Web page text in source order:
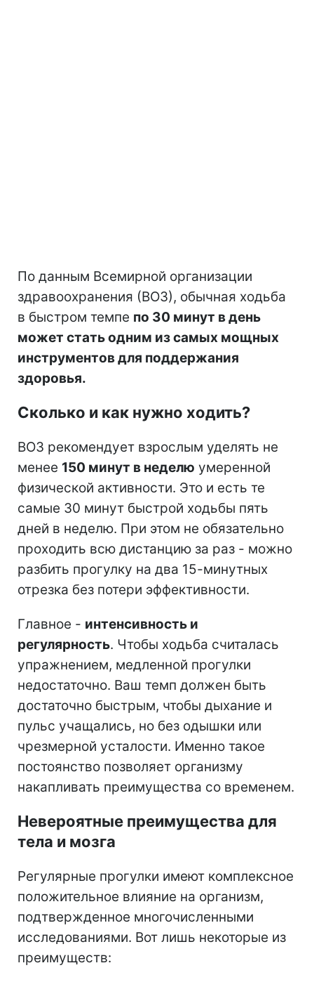
По данным Всемирной организации
здравоохранения (ВОЗ), обычная ходьба
в быстром темпе по 30 минут в день
может стать одним из самых мощных
инструментов для поддержания
здоровья.
Сколько и как нужно ходить?
ВОЗ рекомендует взрослым уделять не
менее 150 минут в неделю умеренной
физической активности. Это и есть те
самые 30 минут быстрой ходьбы пять
дней в неделю. При этом не обязательно
проходить всю дистанцию за раз - можно
разбить прогулку на два 15-минутных
отрезка без потери эффективности.
Главное - интенсивность и
регулярность. Чтобы ходьба считалась
упражнением, медленной прогулки
недостаточно. Ваш темп должен быть
достаточно быстрым, чтобы дыхание и
пульс учащались, но без одышки или
чрезмерной усталости. Именно такое
постоянство позволяет организму
накапливать преимущества со временем.
Невероятные преимущества для
тела и мозга
Регулярные прогулки имеют комплексное
положительное влияние на организм,
подтвержденное многочисленными
исследованиями. Вот лишь некоторые из
преимуществ: